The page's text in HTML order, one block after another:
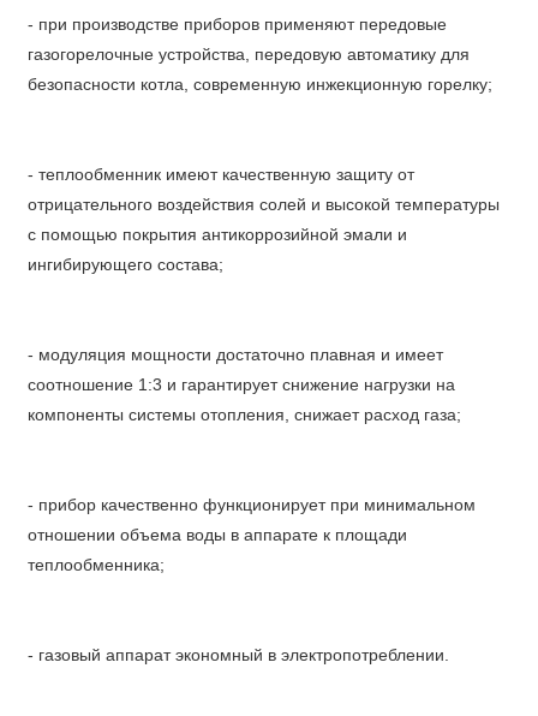
- при производстве приборов применяют передовые
газогорелочные устройства, передовую автоматику для
безопасности котла, современную инжекционную горелку;
- теплообменник имеют качественную защиту от
отрицательного воздействия солей и высокой температуры
с помощью покрытия антикоррозийной эмали и
ингибирующего состава;
- модуляция мощности достаточно плавная и имеет
соотношение 1:3 и гарантирует снижение нагрузки на
компоненты системы отопления, снижает расход газа;
- прибор качественно функционирует при минимальном
отношении объема воды в аппарате к площади
теплообменника;
- газовый аппарат экономный в электропотреблении.